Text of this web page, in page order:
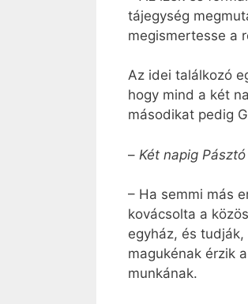
tájegység
megismertesse a
Az idei találkozó
hogy mind a két
másodikat pedig
– Két napig
– Ha semmi más
kovácsolta a
egyház, és
magukénak érzik
munkának.